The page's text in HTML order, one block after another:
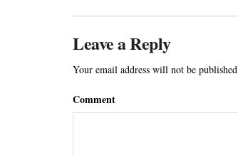
Leave a Reply
Your email address will not be
Comment